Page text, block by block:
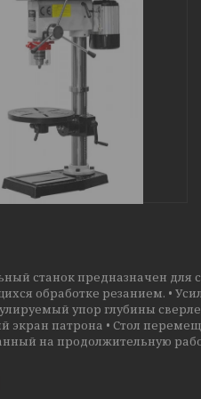
станок предназначен для
обработке резанием. •
упор глубины
экран патрона • Стол
на продолжительную